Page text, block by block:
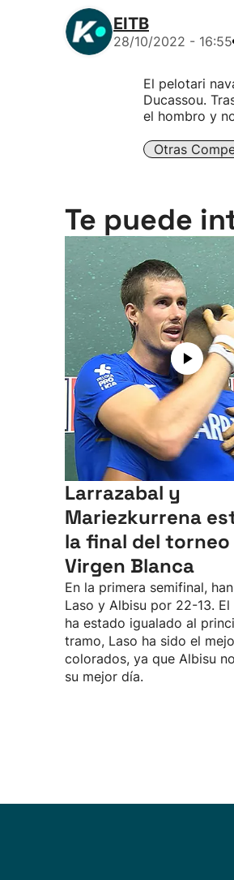
EITB
28/10/2022 - 16:55
El pelotari
Ducassou.
el hombro y
Otras
Te puede
Larrazabal y
Mariezkurrena
la final del torneo
Virgen Blanca
En la primera semifinal,
Laso y Albisu por 22-13.
ha estado igualado al
tramo, Laso ha sido el
colorados, ya que Albisu
su mejor día.